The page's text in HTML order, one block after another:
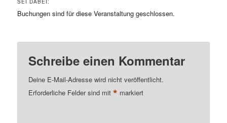
SEI DABEI:
Buchungen sind für diese Veranstaltung geschlossen.
Schreibe einen Kommentar
Deine E-Mail-Adresse wird nicht veröffentlicht.
Erforderliche Felder sind mit* markiert